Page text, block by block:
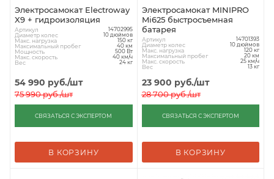
Электросамокат Electroway
X9 + гидроизоляция
Артикул 14702995
Диаметр колес 10 дюймов
Макс. нагрузка 150 кг
Максимальный пробег 40 км
Мощность 500 Вт
Макс. скорость 40 км/ч
Вес 24 кг
54 990 руб./шт
75 990руб./шт
СВЯЗАТЬСЯ С ЭКСПЕРТОМ
В КОРЗИНУ
Электросамокат MINIPRO
Mi625 быстросъемная
батарея
Артикул 14701393
Диаметр колес 10 дюймов
Макс. нагрузка 120 кг
Максимальный пробег 20 км
Макс. скорость 25 км/ч
Вес 13 кг
23 900 руб./шт
28 700руб./шт
СВЯЗАТЬСЯ С ЭКСПЕРТОМ
В КОРЗИНУ